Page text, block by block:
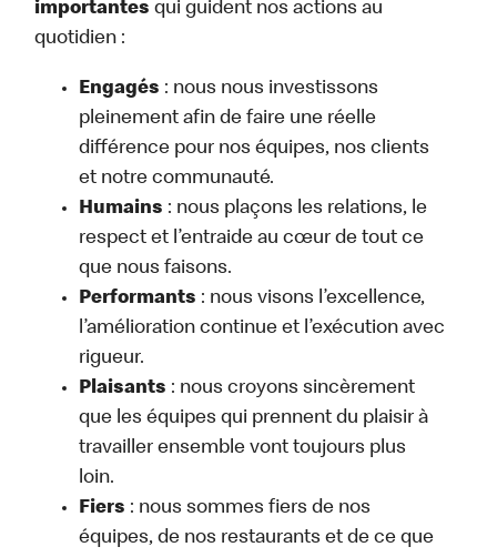
importantes qui guident nos actions au
quotidien :
Engagés : nous nous investissons
pleinement afin de faire une réelle
différence pour nos équipes, nos clients
et notre communauté.
Humains : nous plaçons les relations, le
respect et l’entraide au cœur de tout ce
que nous faisons.
Performants : nous visons l’excellence,
l’amélioration continue et l’exécution avec
rigueur.
Plaisants : nous croyons sincèrement
que les équipes qui prennent du plaisir à
travailler ensemble vont toujours plus
loin.
Fiers : nous sommes fiers de nos
équipes, de nos restaurants et de ce que